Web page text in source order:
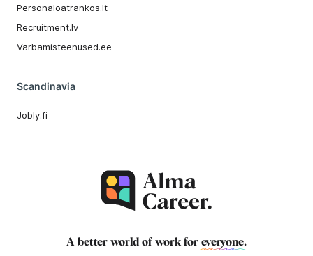
Personaloatrankos.lt
Recruitment.lv
Varbamisteenused.ee
Scandinavia
Jobly.fi
A better world of work for everyone.